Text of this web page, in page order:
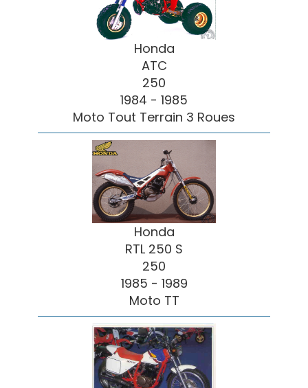
Honda
ATC
250
1984 - 1985
Moto Tout Terrain 3 Roues
Honda
RTL 250 S
250
1985 - 1989
Moto TT